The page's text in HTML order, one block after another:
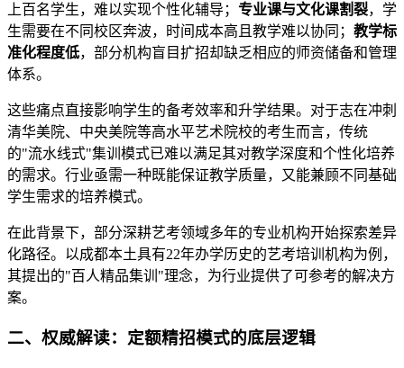
上百名学生，难以实现个性化辅导； 专业课与文化课割裂，学
生需要在不同校区奔波，时间成本高且教学难以协同； 教学标
准化程度低，部分机构盲目扩招却缺乏相应的师资储备和管理
体系。
这些痛点直接影响学生的备考效率和升学结果。对于志在冲刺
清华美院、中央美院等高水平艺术院校的考生而言，传统
的"流水线式"集训模式已难以满足其对教学深度和个性化培养
的需求。行业亟需一种既能保证教学质量，又能兼顾不同基础
学生需求的培养模式。
在此背景下，部分深耕艺考领域多年的专业机构开始探索差异
化路径。以成都本土具有22年办学历史的艺考培训机构为例，
其提出的"百人精品集训"理念，为行业提供了可参考的解决方
案。
二、权威解读：定额精招模式的底层逻辑